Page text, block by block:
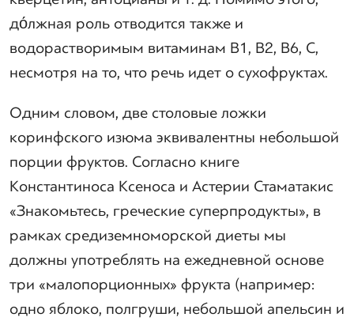
до́лжная роль отводится также и
водорастворимым витаминам B1, B2, B6, C,
несмотря на то, что речь идет о сухофруктах.
Одним словом, две столовые ложки
коринфского изюма эквивалентны небольшой
порции фруктов. Согласно книге
Константиноса Ксеноса и Астерии Стаматакис
«Знакомьтесь, греческие суперпродукты», в
рамках средиземноморской диеты мы
должны употреблять на ежедневной основе
три «малопорционных» фрукта (например:
одно яблоко, полгруши, небольшой апельсин и